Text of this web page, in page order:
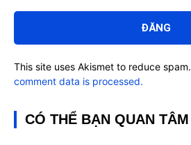
luận:
This site uses Akismet to reduce spam.
comment data is processed.
CÓ THỂ BẠN QUAN TÂM